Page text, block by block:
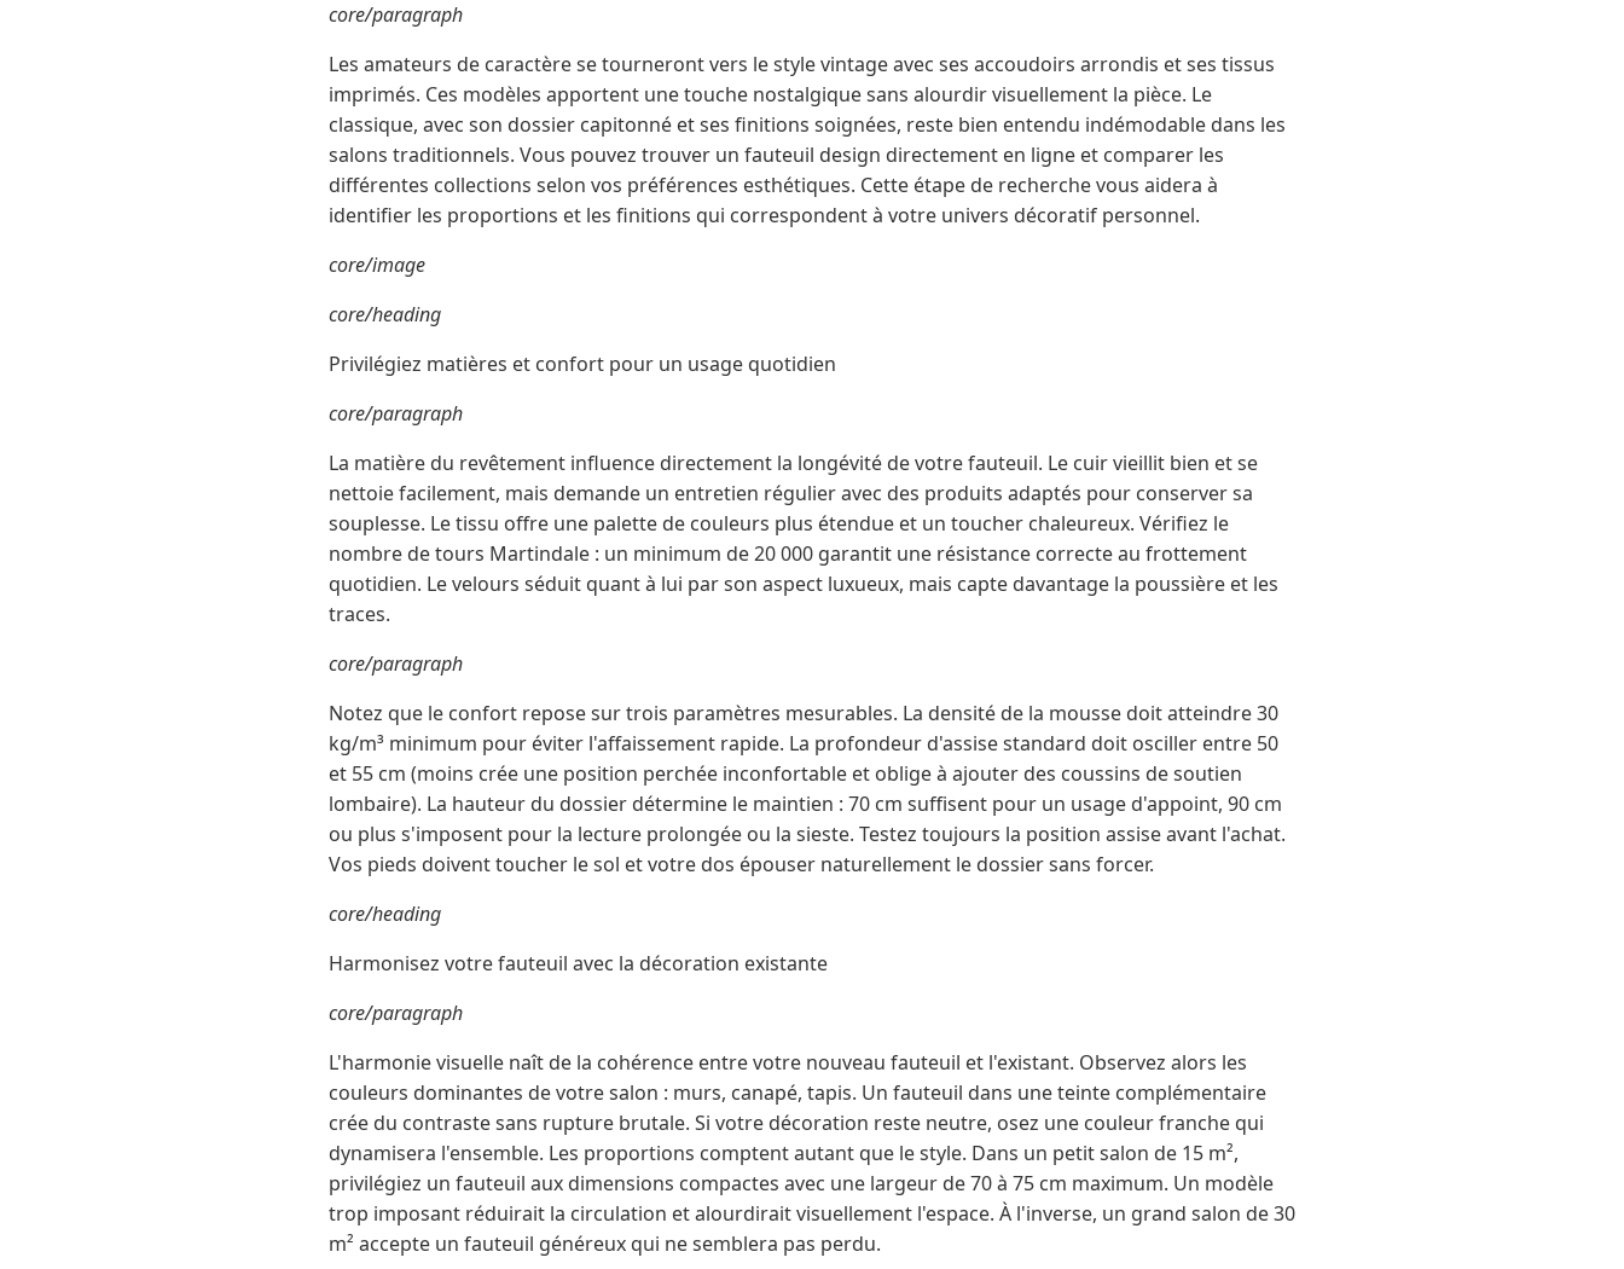
core/paragraph
Les amateurs de caractère se tourneront vers le style vintage avec ses accoudoirs arrondis et ses tissus
imprimés. Ces modèles apportent une touche nostalgique sans alourdir visuellement la pièce. Le
classique, avec son dossier capitonné et ses finitions soignées, reste bien entendu indémodable dans les
salons traditionnels. Vous pouvez trouver un fauteuil design directement en ligne et comparer les
différentes collections selon vos préférences esthétiques. Cette étape de recherche vous aidera à
identifier les proportions et les finitions qui correspondent à votre univers décoratif personnel.
core/image
core/heading
Privilégiez matières et confort pour un usage quotidien
core/paragraph
La matière du revêtement influence directement la longévité de votre fauteuil. Le cuir vieillit bien et se
nettoie facilement, mais demande un entretien régulier avec des produits adaptés pour conserver sa
souplesse. Le tissu offre une palette de couleurs plus étendue et un toucher chaleureux. Vérifiez le
nombre de tours Martindale : un minimum de 20 000 garantit une résistance correcte au frottement
quotidien. Le velours séduit quant à lui par son aspect luxueux, mais capte davantage la poussière et les
traces.
core/paragraph
Notez que le confort repose sur trois paramètres mesurables. La densité de la mousse doit atteindre 30
kg/m³ minimum pour éviter l'affaissement rapide. La profondeur d'assise standard doit osciller entre 50
et 55 cm (moins crée une position perchée inconfortable et oblige à ajouter des coussins de soutien
lombaire). La hauteur du dossier détermine le maintien : 70 cm suffisent pour un usage d'appoint, 90 cm
ou plus s'imposent pour la lecture prolongée ou la sieste. Testez toujours la position assise avant l'achat.
Vos pieds doivent toucher le sol et votre dos épouser naturellement le dossier sans forcer.
core/heading
Harmonisez votre fauteuil avec la décoration existante
core/paragraph
L'harmonie visuelle naît de la cohérence entre votre nouveau fauteuil et l'existant. Observez alors les
couleurs dominantes de votre salon : murs, canapé, tapis. Un fauteuil dans une teinte complémentaire
crée du contraste sans rupture brutale. Si votre décoration reste neutre, osez une couleur franche qui
dynamisera l'ensemble. Les proportions comptent autant que le style. Dans un petit salon de 15 m²,
privilégiez un fauteuil aux dimensions compactes avec une largeur de 70 à 75 cm maximum. Un modèle
trop imposant réduirait la circulation et alourdirait visuellement l'espace. À l'inverse, un grand salon de 30
m² accepte un fauteuil généreux qui ne semblera pas perdu.